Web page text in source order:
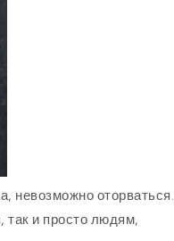
невозможно оторваться.
так и просто людям,